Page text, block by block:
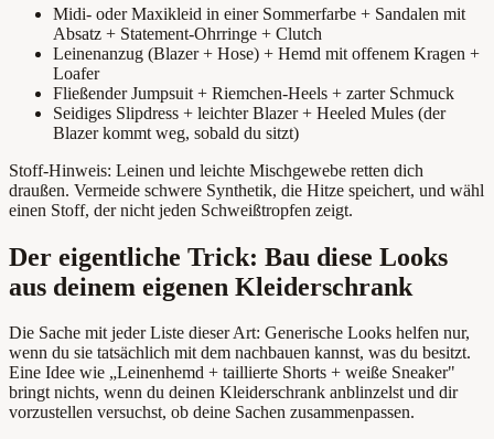
Midi- oder Maxikleid in einer Sommerfarbe + Sandalen mit
Absatz + Statement-Ohrringe + Clutch
Leinenanzug (Blazer + Hose) + Hemd mit offenem Kragen +
Loafer
Fließender Jumpsuit + Riemchen-Heels + zarter Schmuck
Seidiges Slipdress + leichter Blazer + Heeled Mules (der
Blazer kommt weg, sobald du sitzt)
Stoff-Hinweis: Leinen und leichte Mischgewebe retten dich
draußen. Vermeide schwere Synthetik, die Hitze speichert, und wähl
einen Stoff, der nicht jeden Schweißtropfen zeigt.
Der eigentliche Trick: Bau diese Looks
aus deinem eigenen Kleiderschrank
Die Sache mit jeder Liste dieser Art: Generische Looks helfen nur,
wenn du sie tatsächlich mit dem nachbauen kannst, was du besitzt.
Eine Idee wie „Leinenhemd + taillierte Shorts + weiße Sneaker"
bringt nichts, wenn du deinen Kleiderschrank anblinzelst und dir
vorzustellen versuchst, ob deine Sachen zusammenpassen.